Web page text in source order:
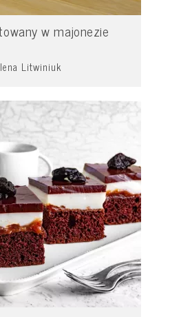
w majonezie
Litwiniuk